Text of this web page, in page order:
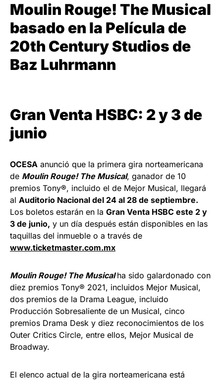
Moulin Rouge! The Musical
basado en la Película de
20th Century Studios de
Baz Luhrmann
Gran Venta HSBC: 2 y 3 de
junio
OCESA anunció que la primera gira norteamericana
de Moulin Rouge! The Musical, ganador de 10
premios Tony®, incluido el de Mejor Musical, llegará
al Auditorio Nacional del 24 al 28 de septiembre.
Los boletos estarán en la Gran Venta HSBC este 2 y
3 de junio, y un día después están disponibles en las
taquillas del inmueble o a través de
www.ticketmaster.com.mx
Moulin Rouge! The Musical ha sido galardonado con
diez premios Tony® 2021, incluidos Mejor Musical,
dos premios de la Drama League, incluido
Producción Sobresaliente de un Musical, cinco
premios Drama Desk y diez reconocimientos de los
Outer Critics Circle, entre ellos, Mejor Musical de
Broadway.
El elenco actual de la gira norteamericana está